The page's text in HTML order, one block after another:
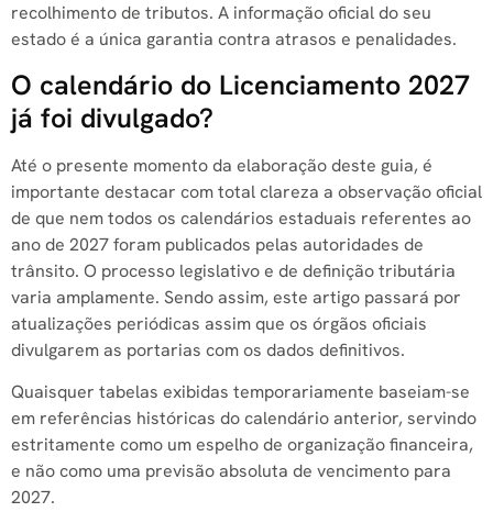
recolhimento de tributos. A informação oficial do seu
estado é a única garantia contra atrasos e penalidades.
O calendário do Licenciamento 2027
já foi divulgado?
Até o presente momento da elaboração deste guia, é
importante destacar com total clareza a observação oficial
de que nem todos os calendários estaduais referentes ao
ano de 2027 foram publicados pelas autoridades de
trânsito. O processo legislativo e de definição tributária
varia amplamente. Sendo assim, este artigo passará por
atualizações periódicas assim que os órgãos oficiais
divulgarem as portarias com os dados definitivos.
Quaisquer tabelas exibidas temporariamente baseiam-se
em referências históricas do calendário anterior, servindo
estritamente como um espelho de organização financeira,
e não como uma previsão absoluta de vencimento para
2027.